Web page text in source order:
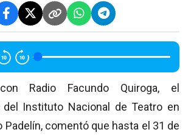
Radio Facundo Quiroga, el
del Instituto Nacional de Teatro en
Padelín, comentó que hasta el 31 de